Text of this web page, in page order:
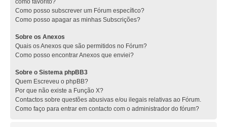
como favorito?
Como posso subscrever um Fórum específico?
Como posso apagar as minhas Subscrições?
Sobre os Anexos
Quais os Anexos que são permitidos no Fórum?
Como posso encontrar Anexos que enviei?
Sobre o Sistema phpBB3
Quem Escreveu o phpBB?
Por que não existe a Função X?
Contactos sobre questões abusivas e/ou ilegais relativas ao Fórum.
Como faço para entrar em contacto com o administrador do fórum?